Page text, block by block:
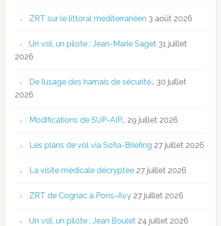
ZRT sur le littoral méditerranéen 3 août 2026
Un vol, un pilote : Jean-Marie Saget 31 juillet
2026
De l’usage des harnais de sécurité… 30 juillet
2026
Modifications de SUP-AIP… 29 juillet 2026
Les plans de vol via Sofia-Briefing 27 juillet 2026
La visite médicale décryptée 27 juillet 2026
ZRT de Cognac à Pons-Avy 27 juillet 2026
Un vol, un pilote : Jean Boulet 24 juillet 2026